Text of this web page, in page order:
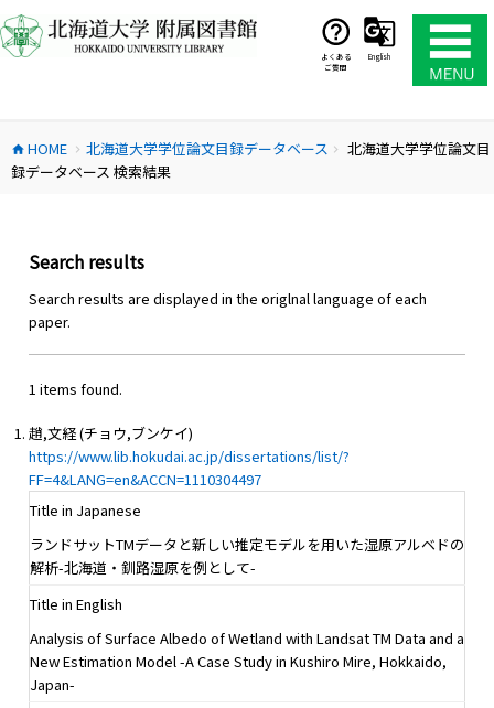
ン
テ
ス
キ
よくある
ご質問
English
home HOME chevron_right 北海道大学学位論文目録データベース chevron_right
北海道大学学位論文目
録データベース 検索結果
Search results
Search results are displayed in the origlnal language of each
paper.
1 items found.
趙,文経 (チョウ,ブンケイ)
https://www.lib.hokudai.ac.jp/dissertations/list/?
FF=4&LANG=en&ACCN=1110304497
Title in Japanese
ランドサットTMデータと新しい推定モデルを用いた湿原アルベドの
解析-北海道・釧路湿原を例として-
Title in English
Analysis of Surface Albedo of Wetland with Landsat TM Data and a
New Estimation Model -A Case Study in Kushiro Mire, Hokkaido,
Japan-